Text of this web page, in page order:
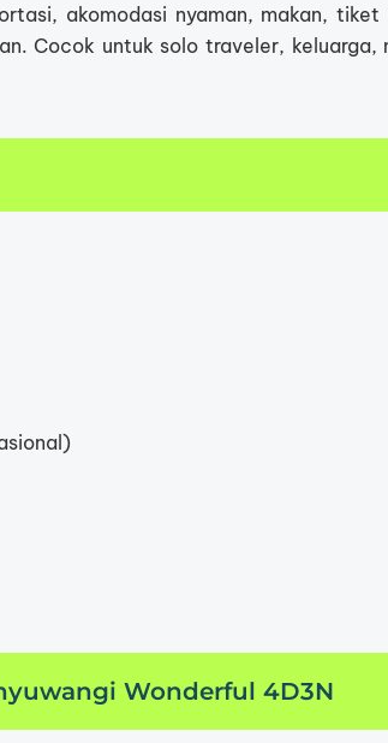
akomodasi nyaman, makan,
Cocok untuk solo traveler, keluarga,
Wonderful 4D3N